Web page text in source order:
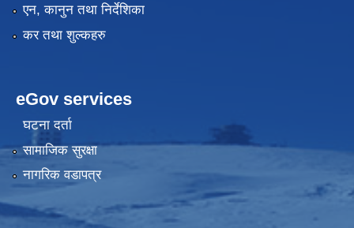
एन, कानुन तथा निर्देशिका
कर तथा शुल्कहरु
eGov services
घटना दर्ता
सामाजिक सुरक्षा
नागरिक वडापत्र